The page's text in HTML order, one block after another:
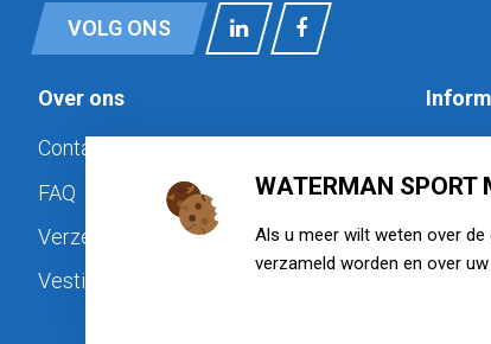
WATERMAN SPORT
Als u meer wilt weten over de
verzameld worden en over
VOLG ONS
Over ons
Contact
FAQ
Verzenden & retourneren
Vestigingen